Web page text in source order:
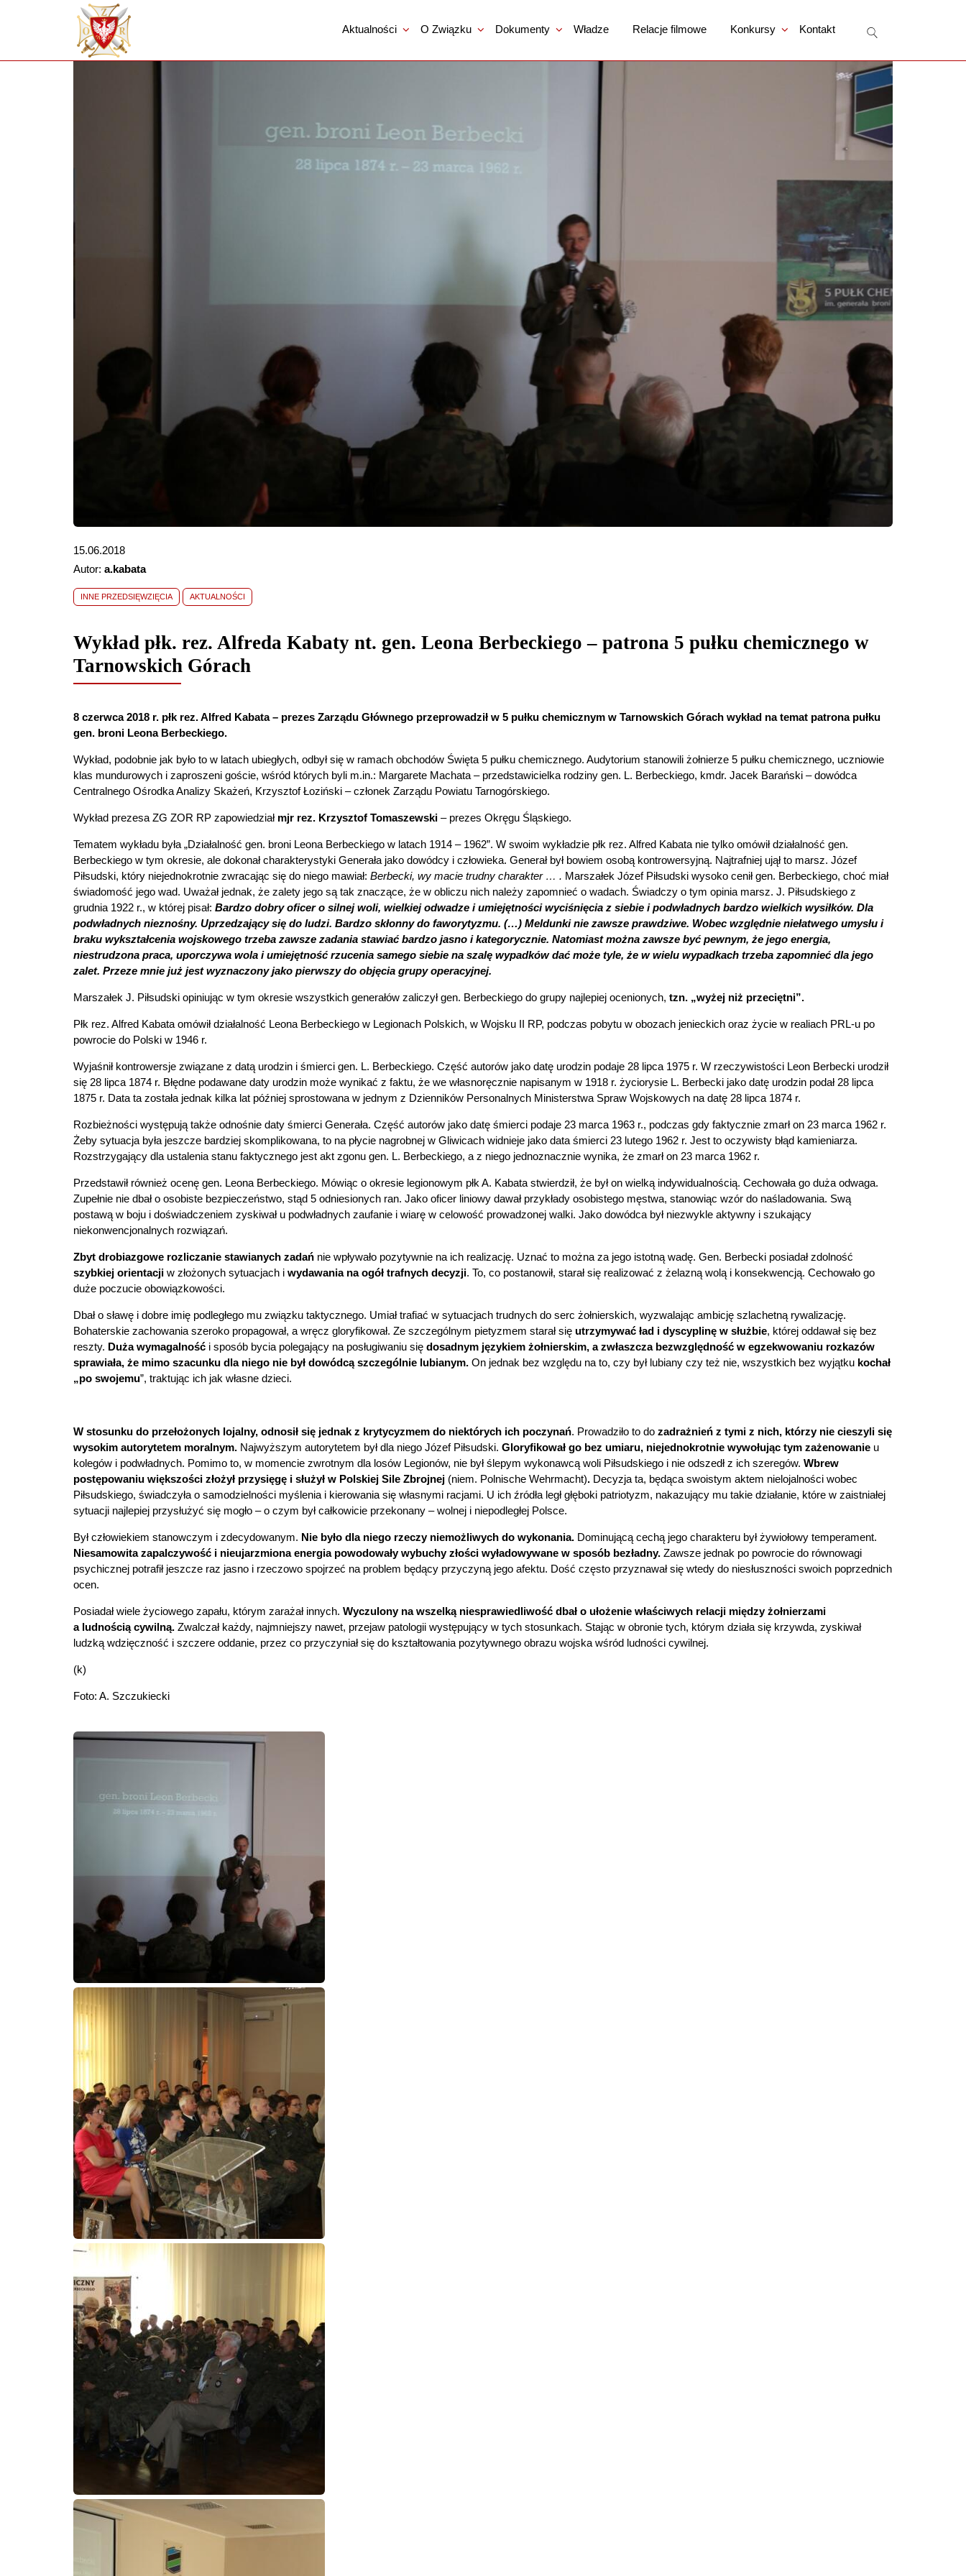
Aktualności O Związku Dokumenty Władze Relacje filmowe Konkursy Kontakt
15.06.2018
Autor: a.kabata
INNE PRZEDSIĘWZIĘCIA AKTUALNOŚCI
Wykład płk. rez. Alfreda Kabaty nt. gen. Leona Berbeckiego – patrona 5 pułku chemicznego w
Tarnowskich Górach
8 czerwca 2018 r. płk rez. Alfred Kabata – prezes Zarządu Głównego przeprowadził w 5 pułku chemicznym w Tarnowskich Górach wykład na temat patrona pułku
gen. broni Leona Berbeckiego.
Wykład, podobnie jak było to w latach ubiegłych, odbył się w ramach obchodów Święta 5 pułku chemicznego. Audytorium stanowili żołnierze 5 pułku chemicznego, uczniowie
klas mundurowych i zaproszeni goście, wśród których byli m.in.: Margarete Machata – przedstawicielka rodziny gen. L. Berbeckiego, kmdr. Jacek Barański – dowódca
Centralnego Ośrodka Analizy Skażeń, Krzysztof Łoziński – członek Zarządu Powiatu Tarnogórskiego.
Wykład prezesa ZG ZOR RP zapowiedział mjr rez. Krzysztof Tomaszewski – prezes Okręgu Śląskiego.
Tematem wykładu była „Działalność gen. broni Leona Berbeckiego w latach 1914 – 1962”. W swoim wykładzie płk rez. Alfred Kabata nie tylko omówił działalność gen.
Berbeckiego w tym okresie, ale dokonał charakterystyki Generała jako dowódcy i człowieka. Generał był bowiem osobą kontrowersyjną. Najtrafniej ujął to marsz. Józef
Piłsudski, który niejednokrotnie zwracając się do niego mawiał: Berbecki, wy macie trudny charakter … . Marszałek Józef Piłsudski wysoko cenił gen. Berbeckiego, choć miał
świadomość jego wad. Uważał jednak, że zalety jego są tak znaczące, że w obliczu nich należy zapomnieć o wadach. Świadczy o tym opinia marsz. J. Piłsudskiego z
grudnia 1922 r., w której pisał: Bardzo dobry oficer o silnej woli, wielkiej odwadze i umiejętności wyciśnięcia z siebie i podwładnych bardzo wielkich wysiłków. Dla
podwładnych nieznośny. Uprzedzający się do ludzi. Bardzo skłonny do faworytyzmu. (…) Meldunki nie zawsze prawdziwe. Wobec względnie niełatwego umysłu i
braku wykształcenia wojskowego trzeba zawsze zadania stawiać bardzo jasno i kategorycznie. Natomiast można zawsze być pewnym, że jego energia,
niestrudzona praca, uporczywa wola i umiejętność rzucenia samego siebie na szalę wypadków dać może tyle, że w wielu wypadkach trzeba zapomnieć dla jego
zalet. Przeze mnie już jest wyznaczony jako pierwszy do objęcia grupy operacyjnej.
Marszałek J. Piłsudski opiniując w tym okresie wszystkich generałów zaliczył gen. Berbeckiego do grupy najlepiej ocenionych, tzn. „wyżej niż przeciętni”.
Płk rez. Alfred Kabata omówił działalność Leona Berbeckiego w Legionach Polskich, w Wojsku II RP, podczas pobytu w obozach jenieckich oraz życie w realiach PRL-u po
powrocie do Polski w 1946 r.
Wyjaśnił kontrowersje związane z datą urodzin i śmierci gen. L. Berbeckiego. Część autorów jako datę urodzin podaje 28 lipca 1975 r. W rzeczywistości Leon Berbecki urodził
się 28 lipca 1874 r. Błędne podawane daty urodzin może wynikać z faktu, że we własnoręcznie napisanym w 1918 r. życiorysie L. Berbecki jako datę urodzin podał 28 lipca
1875 r. Data ta została jednak kilka lat później sprostowana w jednym z Dzienników Personalnych Ministerstwa Spraw Wojskowych na datę 28 lipca 1874 r.
Rozbieżności występują także odnośnie daty śmierci Generała. Część autorów jako datę śmierci podaje 23 marca 1963 r., podczas gdy faktycznie zmarł on 23 marca 1962 r.
Żeby sytuacja była jeszcze bardziej skomplikowana, to na płycie nagrobnej w Gliwicach widnieje jako data śmierci 23 lutego 1962 r. Jest to oczywisty błąd kamieniarza.
Rozstrzygający dla ustalenia stanu faktycznego jest akt zgonu gen. L. Berbeckiego, a z niego jednoznacznie wynika, że zmarł on 23 marca 1962 r.
Przedstawił również ocenę gen. Leona Berbeckiego. Mówiąc o okresie legionowym płk A. Kabata stwierdził, że był on wielką indywidualnością. Cechowała go duża odwaga.
Zupełnie nie dbał o osobiste bezpieczeństwo, stąd 5 odniesionych ran. Jako oficer liniowy dawał przykłady osobistego męstwa, stanowiąc wzór do naśladowania. Swą
postawą w boju i doświadczeniem zyskiwał u podwładnych zaufanie i wiarę w celowość prowadzonej walki. Jako dowódca był niezwykle aktywny i szukający
niekonwencjonalnych rozwiązań.
Zbyt drobiazgowe rozliczanie stawianych zadań nie wpływało pozytywnie na ich realizację. Uznać to można za jego istotną wadę. Gen. Berbecki posiadał zdolność
szybkiej orientacji w złożonych sytuacjach i wydawania na ogół trafnych decyzji. To, co postanowił, starał się realizować z żelazną wolą i konsekwencją. Cechowało go
duże poczucie obowiązkowości.
Dbał o sławę i dobre imię podległego mu związku taktycznego. Umiał trafiać w sytuacjach trudnych do serc żołnierskich, wyzwalając ambicję szlachetną rywalizację.
Bohaterskie zachowania szeroko propagował, a wręcz gloryfikował. Ze szczególnym pietyzmem starał się utrzymywać ład i dyscyplinę w służbie, której oddawał się bez
reszty. Duża wymagalność i sposób bycia polegający na posługiwaniu się dosadnym językiem żołnierskim, a zwłaszcza bezwzględność w egzekwowaniu rozkazów
sprawiała, że mimo szacunku dla niego nie był dowódcą szczególnie lubianym. On jednak bez względu na to, czy był lubiany czy też nie, wszystkich bez wyjątku kochał
„po swojemu”, traktując ich jak własne dzieci.
W stosunku do przełożonych lojalny, odnosił się jednak z krytycyzmem do niektórych ich poczynań. Prowadziło to do zadrażnień z tymi z nich, którzy nie cieszyli się
wysokim autorytetem moralnym. Najwyższym autorytetem był dla niego Józef Piłsudski. Gloryfikował go bez umiaru, niejednokrotnie wywołując tym zażenowanie u
kolegów i podwładnych. Pomimo to, w momencie zwrotnym dla losów Legionów, nie był ślepym wykonawcą woli Piłsudskiego i nie odszedł z ich szeregów. Wbrew
postępowaniu większości złożył przysięgę i służył w Polskiej Sile Zbrojnej (niem. Polnische Wehrmacht). Decyzja ta, będąca swoistym aktem nielojalności wobec
Piłsudskiego, świadczyła o samodzielności myślenia i kierowania się własnymi racjami. U ich źródła legł głęboki patriotyzm, nakazujący mu takie działanie, które w zaistniałej
sytuacji najlepiej przysłużyć się mogło – o czym był całkowicie przekonany – wolnej i niepodległej Polsce.
Był człowiekiem stanowczym i zdecydowanym. Nie było dla niego rzeczy niemożliwych do wykonania. Dominującą cechą jego charakteru był żywiołowy temperament.
Niesamowita zapalczywość i nieujarzmiona energia powodowały wybuchy złości wyładowywane w sposób bezładny. Zawsze jednak po powrocie do równowagi
psychicznej potrafił jeszcze raz jasno i rzeczowo spojrzeć na problem będący przyczyną jego afektu. Dość często przyznawał się wtedy do niesłuszności swoich poprzednich
ocen.
Posiadał wiele życiowego zapału, którym zarażał innych. Wyczulony na wszelką niesprawiedliwość dbał o ułożenie właściwych relacji między żołnierzami
a ludnością cywilną. Zwalczał każdy, najmniejszy nawet, przejaw patologii występujący w tych stosunkach. Stając w obronie tych, którym działa się krzywda, zyskiwał
ludzką wdzięczność i szczere oddanie, przez co przyczyniał się do kształtowania pozytywnego obrazu wojska wśród ludności cywilnej.
(k)
Foto: A. Szczukiecki